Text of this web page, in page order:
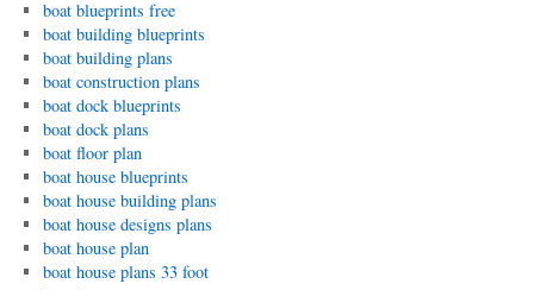
boat blueprints free
boat building blueprints
boat building plans
boat construction plans
boat dock blueprints
boat dock plans
boat floor plan
boat house blueprints
boat house building plans
boat house designs plans
boat house plan
boat house plans 33 foot